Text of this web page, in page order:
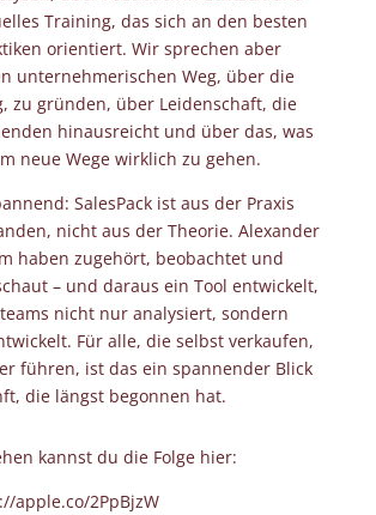
Training, das sich an den besten
orientiert. Wir sprechen aber
unternehmerischen Weg, über die
zu gründen, über Leidenschaft, die
hinausreicht und über das, was
neue Wege wirklich zu gehen.
SalesPack ist aus der Praxis
nicht aus der Theorie. Alexander
haben zugehört, beobachtet und
– und daraus ein Tool entwickelt,
nicht nur analysiert, sondern
Für alle, die selbst verkaufen,
führen, ist das ein spannender Blick
die längst begonnen hat.
kannst du die Folge hier:
apple.co/2PpBjzW